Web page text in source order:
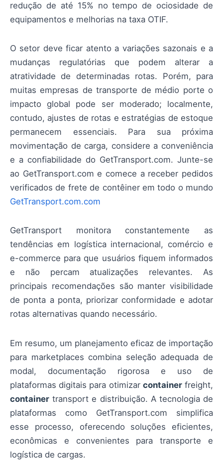
redução de até 15% no tempo de ociosidade de
equipamentos e melhorias na taxa OTIF.
O setor deve ficar atento a variações sazonais e a
mudanças regulatórias que podem alterar a
atratividade de determinadas rotas. Porém, para
muitas empresas de transporte de médio porte o
impacto global pode ser moderado; localmente,
contudo, ajustes de rotas e estratégias de estoque
permanecem essenciais. Para sua próxima
movimentação de carga, considere a conveniência
e a confiabilidade do GetTransport.com. Junte-se
ao GetTransport.com e comece a receber pedidos
verificados de frete de contêiner em todo o mundo
GetTransport.com.com
GetTransport monitora constantemente as
tendências em logística internacional, comércio e
e-commerce para que usuários fiquem informados
e não percam atualizações relevantes. As
principais recomendações são manter visibilidade
de ponta a ponta, priorizar conformidade e adotar
rotas alternativas quando necessário.
Em resumo, um planejamento eficaz de importação
para marketplaces combina seleção adequada de
modal, documentação rigorosa e uso de
plataformas digitais para otimizar containerfreight,
container transport e distribuição. A tecnologia de
plataformas como GetTransport.com simplifica
esse processo, oferecendo soluções eficientes,
econômicas e convenientes para transporte e
logística de cargas.